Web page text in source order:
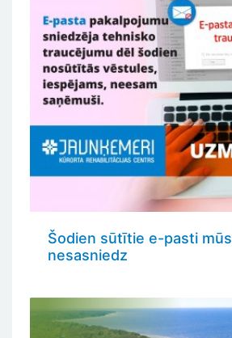
Šodien sūtītie e-pasti mūs
nesasniedz